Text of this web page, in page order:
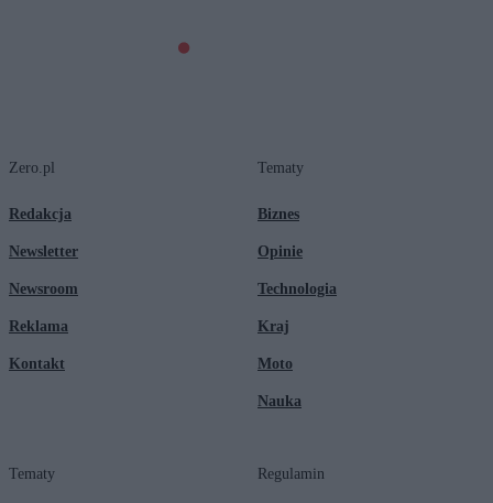
Zero.pl
Redakcja
Newsletter
Newsroom
Reklama
Kontakt
Tematy
Biznes
Opinie
Technologia
Kraj
Moto
Nauka
Tematy Regulamin